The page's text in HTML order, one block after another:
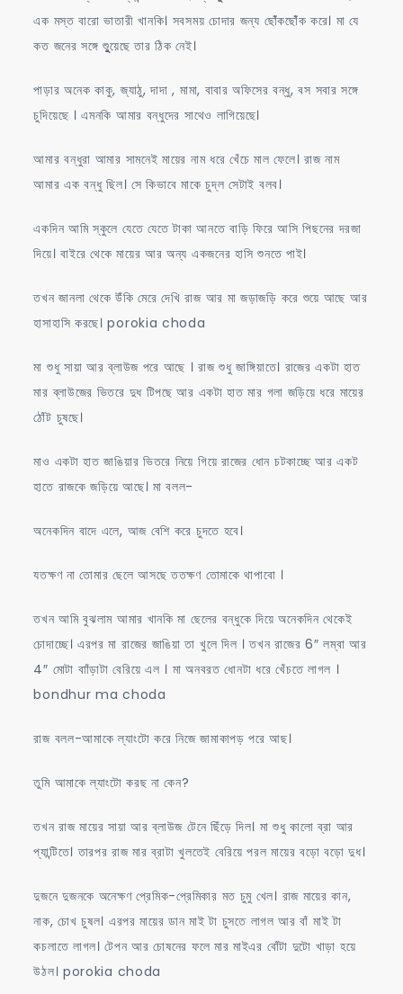
এক মস্ত বারো ভাতারী খানকি। সবসময় চোদার জন্য ছোঁঁকছোঁঁক করে। মা যে
কত জনের সঙ্গে শুুুুয়েছে তার ঠিক নেই।
পাড়ার অনেক কাকু, জ্যাঠু, দাদা , মামা, বাবার অফিসের বন্ধু, বস সবার সঙ্গে
চুদিয়েছে । এমনকি আমার বন্ধুদের সাথেও লাগিয়েছে।
আমার বন্ধুরা আমার সামনেই মায়ের নাম ধরে খেঁচে মাল ফেলে। রাজ নাম
আমার এক বন্ধু ছিল। সে কিভাবে মাকে চুদ্ল সেটাই বলব।
একদিন আমি স্কুলে যেতে যেতে টাকা আনতে বাড়ি ফিরে আসি পিছনের দরজা
দিয়ে। বাইরে থেকে মায়ের আর অন্য একজনের হাসি শুনতে পাই।
তখন জানলা থেকে উঁকি মেরে দেখি রাজ আর মা জড়াজড়ি করে শুয়ে আছে আর
হাসাহাসি করছে। porokia choda
মা শুধু সায়া আর ব্লাউজ পরে আছে । রাজ শুধু জাঙ্গিয়াতে। রাজের একটা হাত
মার ব্লাউজের ভিতরে দুধ টিপছে আর একটা হাত মার গলা জড়িয়ে ধরে মায়ের
ঠোঁট চুষছে।
মাও একটা হাত জাঙিয়ার ভিতরে নিয়ে গিয়ে রাজের ধোন চটকাচ্ছে আর একট
হাতে রাজকে জড়িয়ে আছে। মা বলল-
অনেকদিন বাদে এলে, আজ বেশি করে চুদতে হবে।
যতক্ষণ না তোমার ছেলে আসছে ততক্ষণ তোমাকে থাপাবো ।
তখন আমি বুঝলাম আমার খানকি মা ছেলের বন্ধুকে দিয়ে অনেকদিন থেকেই
চোদাচ্ছে। এরপর মা রাজের জাঙিয়া তা খুলে দিল । তখন রাজের 6″ লম্বা আর
4″ মোটা বাাঁড়াটা বেরিয়ে এল । মা অনবরত ধোনটা ধরে খেঁচতে লাগল ।
bondhur ma choda
রাজ বলল-আমাকে ল্যাংটো করে নিজে জামাকাপড় পরে আছ।
তুমি আমাকে ল্যাংটো করছ না কেন?
তখন রাজ মায়ের সায়া আর ব্লাউজ টেনে ছিঁড়ে দিল। মা শুধু কালো ব্রা আর
প্যান্টিতে। তারপর রাজ মার ব্রাটা খুলতেই বেরিয়ে পরল মায়ের বড়ো বড়ো দুধ।
দুজনে দুজনকে অনেক্ষণ প্রেমিক-প্রেমিকার মত চুমু খেল। রাজ মায়ের কান,
নাক, চোখ চুষল। এরপর মায়ের ডান মাই টা চুসতে লাগল আর বাঁ মাই টা
কচলাতে লাগল। টেপন আর চোষনের ফলে মার মাইএর বোঁটা দুটো খাড়া হয়ে
উঠল। porokia choda